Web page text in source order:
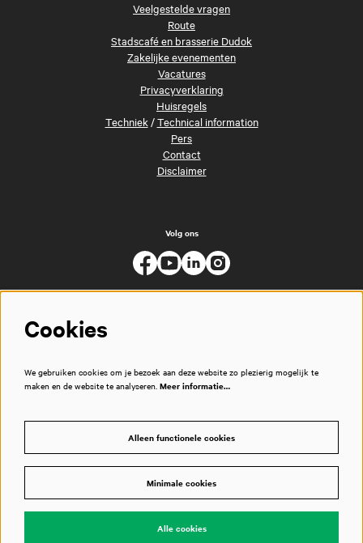
Veelgestelde vragen
Route
Stadscafé en brasserie Dudok
Zakelijke evenementen
Vacatures
Privacyverklaring
Huisregels
Techniek/Technical information
Pers
Contact
Disclaimer
Volg ons
Powered byCultureSuite
Cookies
We gebruiken cookies om je bezoek aan deze website zo plezierig mogelijk te
maken en de website te analyseren. Meer informatie…
Alleen functionele cookies
Minimale cookies
Alle cookies